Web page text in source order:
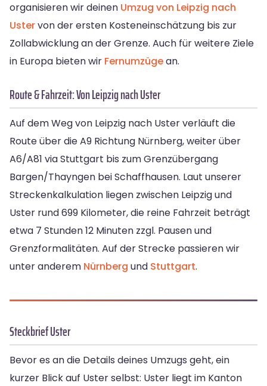
organisieren wir deinen Umzug von Leipzig nach
Ustervon der ersten Kosteneinschätzung bis zur
Zollabwicklung an der Grenze. Auch für weitere Ziele
in Europa bieten wir Fernumzügean.
Route & Fahrzeit: Von Leipzig nach Uster
Auf dem Weg von Leipzig nach Uster verläuft die
Route über die A9 Richtung Nürnberg, weiter über
A6/A81 via Stuttgart bis zum Grenzübergang
Bargen/Thayngen bei Schaffhausen. Laut unserer
Streckenkalkulation liegen zwischen Leipzig und
Uster rund 699 Kilometer, die reine Fahrzeit beträgt
etwa 7 Stunden 12 Minuten zzgl. Pausen und
Grenzformalitäten. Auf der Strecke passieren wir
unter anderem Nürnberg und Stuttgart.
Steckbrief Uster
Bevor es an die Details deines Umzugs geht, ein
kurzer Blick auf Uster selbst: Uster liegt im Kanton